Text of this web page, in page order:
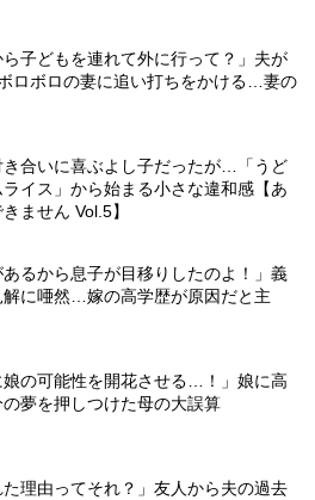
ら子どもを連れて外に行って？」夫が
ロボロの妻に追い打ちをかける…妻の
き合いに喜ぶよし子だったが…「うど
イス」から始まる小さな違和感【あ
ません Vol.5】
あるから息子が目移りしたのよ！」義
解に唖然…嫁の高学歴が原因だと主
娘の可能性を開花させる…！」娘に高
夢を押しつけた母の大誤算
た理由ってそれ？」友人から夫の過去